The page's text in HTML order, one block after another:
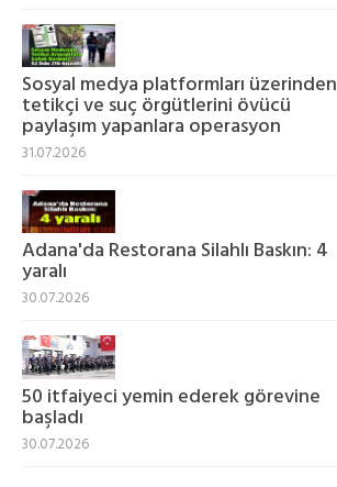
Sosyal medya platformları üzerinden
tetikçi ve suç örgütlerini övücü
paylaşım yapanlara operasyon
31.07.2026
Adana'da Restorana Silahlı Baskın: 4
yaralı
30.07.2026
50 itfaiyeci yemin ederek görevine
başladı
30.07.2026